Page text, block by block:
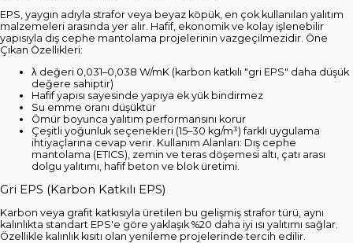
EPS, yaygın adıyla strafor veya beyaz köpük, en çok kullanılan yalıtım
malzemeleri arasında yer alır. Hafif, ekonomik ve kolay işlenebilir
yapısıyla dış cephe mantolama projelerinin vazgeçilmezidir. Öne
Çıkan Özellikleri:
λ değeri 0,031–0,038 W/mK (karbon katkılı "gri EPS" daha düşük
değere sahiptir)
Hafif yapısı sayesinde yapıya ek yük bindirmez
Su emme oranı düşüktür
Ömür boyunca yalıtım performansını korur
Çeşitli yoğunluk seçenekleri (15–30 kg/m³) farklı uygulama
ihtiyaçlarına cevap verir. Kullanım Alanları: Dış cephe
mantolama (ETICS), zemin ve teras döşemesi altı, çatı arası
dolgu yalıtımı, hafif beton ve blok üretimi.
Gri EPS (Karbon Katkılı EPS)
Karbon veya grafit katkısıyla üretilen bu gelişmiş strafor türü, aynı
kalınlıkta standart EPS'e göre yaklaşık %20 daha iyi ısı yalıtımı sağlar.
Özellikle kalınlık kısıtı olan yenileme projelerinde tercih edilir.